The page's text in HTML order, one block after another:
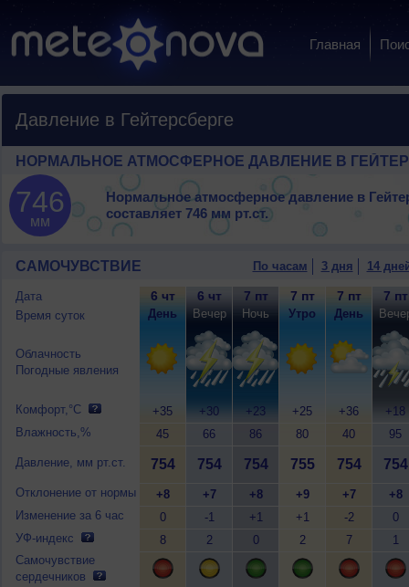
Главная
Давление в Гейтерсберге
НОРМАЛЬНОЕ АТМОСФЕРНОЕ ДАВЛЕНИЕ В
746
мм
Нормальное атмосферное давление в
составляет 746 мм рт.ст.
САМОЧУВСТВИЕ По часам 3 дня 14
Дата
Время суток
Облачность
Погодные явления
Комфорт,°C
Влажность,%
Давление, мм рт.ст.
Отклонение от нормы
Изменение за 6 час
УФ-индекс
Самочувствие
сердечников
6 чт
День
+35
45
754
+8
0
8
6 чт
Вечер
+30
66
754
+7
-1
2
7 пт
Ночь
+23
86
754
+8
+1
0
7 пт
Утро
+25
80
755
+9
+1
2
7 пт
День
+36
40
754
+7
-2
7
7 пт
+18
95
754
+8
0
1